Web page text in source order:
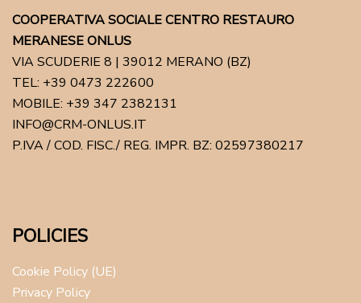
COOPERATIVA SOCIALE CENTRO RESTAURO
MERANESE ONLUS
VIA SCUDERIE 8 | 39012 MERANO (BZ)
TEL: +39 0473 222600
MOBILE: +39 347 2382131
INFO@CRM-ONLUS.IT
P.IVA / COD. FISC./ REG. IMPR. BZ: 02597380217
POLICIES
Cookie Policy (UE)
Privacy Policy